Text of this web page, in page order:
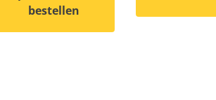
bestellen
Dieses Produkt weist mehrere
Dieses